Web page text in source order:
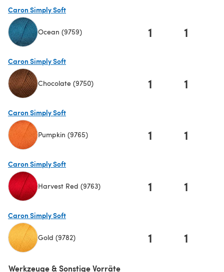
Caron Simply Soft
Ocean (9759) 1 1
Caron Simply Soft
Chocolate (9750) 1 1
Caron Simply Soft
Pumpkin (9765) 1 1
Caron Simply Soft
Harvest Red (9763) 1 1
Caron Simply Soft
Gold (9782) 1 1
Werkzeuge & Sonstige Vorräte